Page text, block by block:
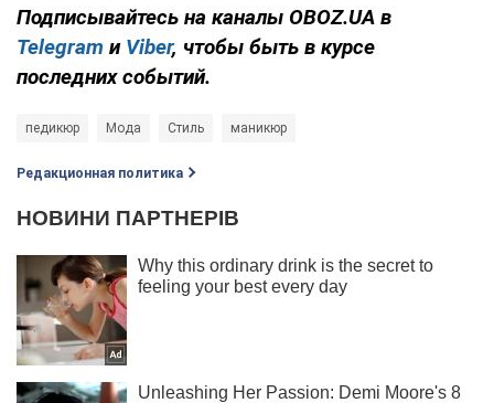
Подписывайтесь на каналы OBOZ.UA в
Telegram и Viber, чтобы быть в курсе
последних событий.
педикюр Мода Стиль маникюр
Редакционная политика